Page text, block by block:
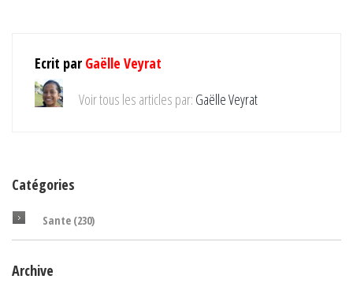
Ecrit par Gaëlle Veyrat
Voir tous les articles par: Gaëlle Veyrat
Catégories
Sante (230)
Archive